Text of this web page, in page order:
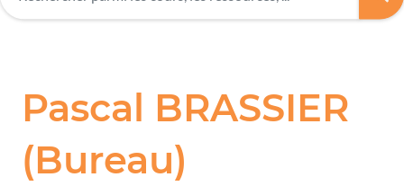
Pascal BRASSIER
(Bureau)